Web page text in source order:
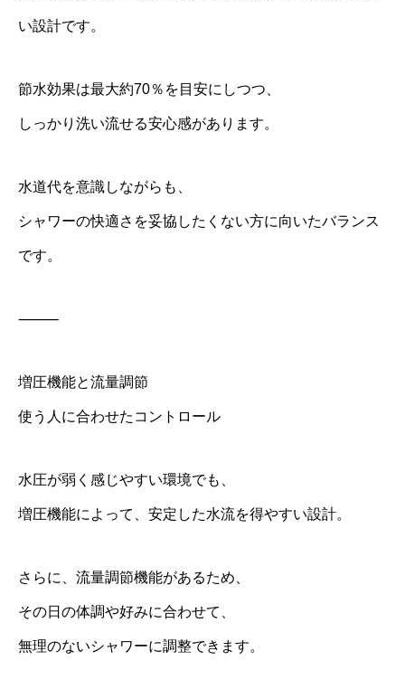
い設計です。
節水効果は最大約70％を目安にしつつ、
しっかり洗い流せる安心感があります。
水道代を意識しながらも、
シャワーの快適さを妥協したくない方に向いたバランス
です。
⸻
増圧機能と流量調節
使う人に合わせたコントロール
水圧が弱く感じやすい環境でも、
増圧機能によって、安定した水流を得やすい設計。
さらに、流量調節機能があるため、
その日の体調や好みに合わせて、
無理のないシャワーに調整できます。